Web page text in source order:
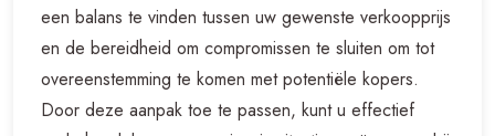
een balans te vinden tussen uw gewenste verkoopprijs
en de bereidheid om compromissen te sluiten om tot
overeenstemming te komen met potentiële kopers.
Door deze aanpak toe te passen, kunt u effectief